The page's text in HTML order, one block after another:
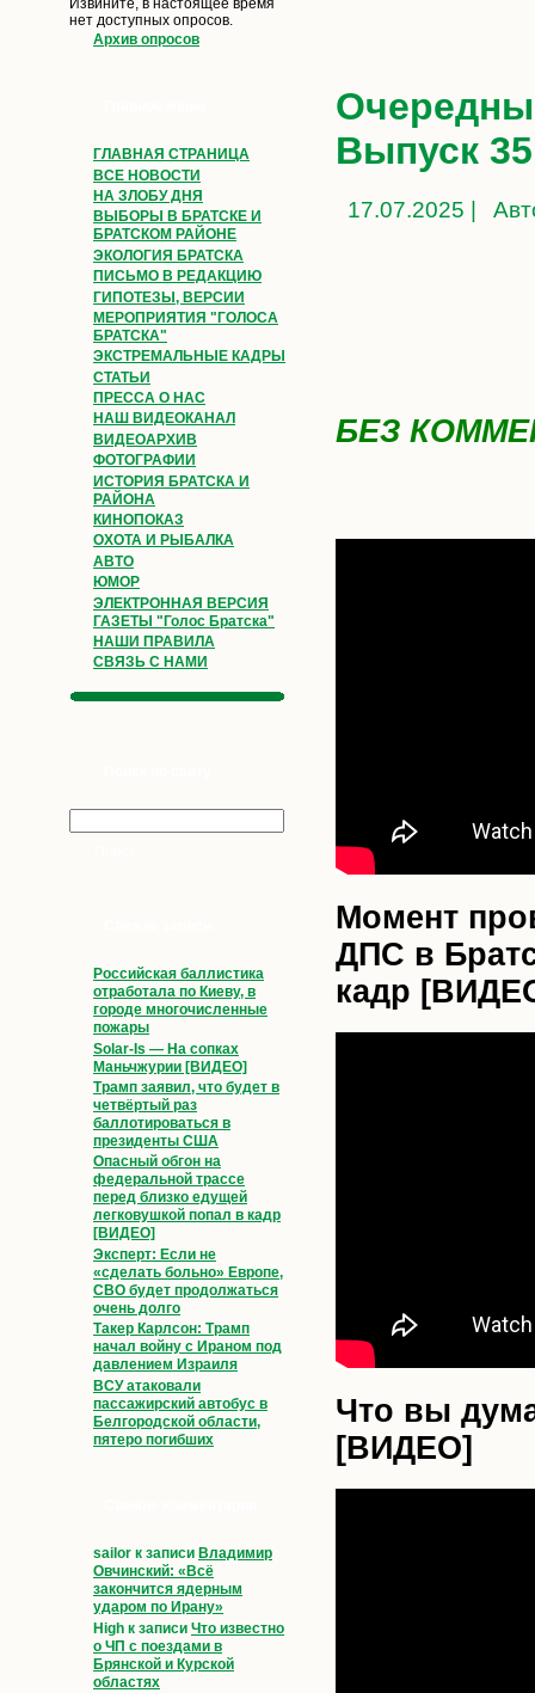
Извините, в настоящее время
нет доступных опросов.
Архив опросов
ГЛАВНАЯ СТРАНИЦА
ВСЕ НОВОСТИ
НА ЗЛОБУ ДНЯ
ВЫБОРЫ В БРАТСКЕ И
БРАТСКОМ РАЙОНЕ
ЭКОЛОГИЯ БРАТСКА
ПИСЬМО В РЕДАКЦИЮ
ГИПОТЕЗЫ, ВЕРСИИ
МЕРОПРИЯТИЯ "ГОЛОСА
БРАТСКА"
ЭКСТРЕМАЛЬНЫЕ КАДРЫ
СТАТЬИ
ПРЕССА О НАС
НАШ ВИДЕОКАНАЛ
ВИДЕОАРХИВ
ФОТОГРАФИИ
ИСТОРИЯ БРАТСКА И
РАЙОНА
КИНОПОКАЗ
ОХОТА И РЫБАЛКА
АВТО
ЮМОР
ЭЛЕКТРОННАЯ ВЕРСИЯ
ГАЗЕТЫ "Голос Братска"
НАШИ ПРАВИЛА
СВЯЗЬ С НАМИ
Российская баллистика
отработала по Киеву, в
городе многочисленные
пожары
Solar-Is — На сопках
Маньчжурии [ВИДЕО]
Трамп заявил, что будет в
четвёртый раз
баллотироваться в
президенты США
Опасный обгон на
федеральной трассе
перед близко едущей
легковушкой попал в кадр
[ВИДЕО]
Эксперт: Если не
«сделать больно» Европе,
СВО будет продолжаться
очень долго
Такер Карлсон: Трамп
начал войну с Ираном под
давлением Израиля
ВСУ атаковали
пассажирский автобус в
Белгородской области,
пятеро погибших
sailor к записи Владимир
Овчинский: «Всё
закончится ядерным
ударом по Ирану»
High к записи Что известно
о ЧП с поездами в
Брянской и Курской
областях
Выпуск
17.07.2025 |
БЕЗ
Момент
ДПС в
кадр
Что вы
[ВИДЕО]